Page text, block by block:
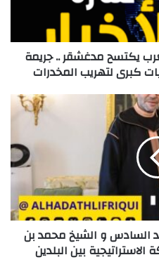
يكتسح مدغشقر .. جريمة
كبرى لتهريب المخدرات
السادس و الشيخ محمد بن
الاستراتيجية بين البلدين